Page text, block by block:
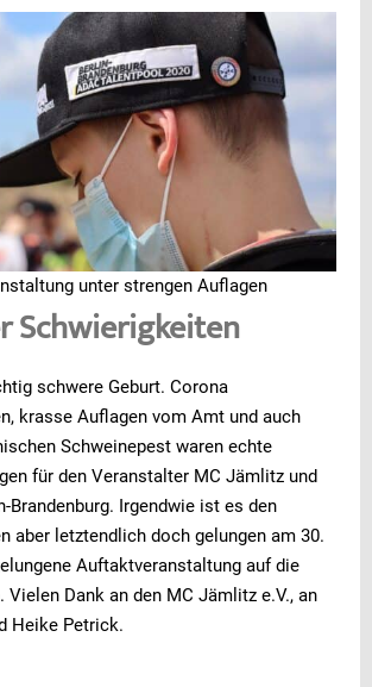
unter strengen Auflagen
Schwierigkeiten
schwere Geburt. Corona
krasse Auflagen vom Amt und auch
Schweinepest waren echte
für den Veranstalter MC Jämlitz und
Brandenburg. Irgendwie ist es den
aber letztendlich doch gelungen am 30.
Auftaktveranstaltung auf die
Vielen Dank an den MC Jämlitz e.V., an
Heike Petrick.